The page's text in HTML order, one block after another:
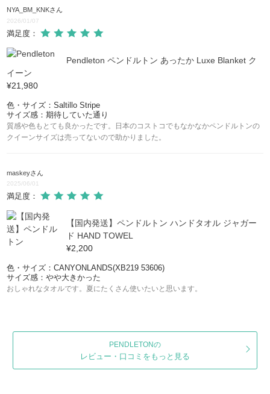
NYA_BM_KNKさん
2026/01/07
満足度：
Pendleton ペンドルトン あったか Luxe Blanket ク
イーン
¥21,980
色・サイズ：Saltillo Stripe
サイズ感：期待していた通り
質感や色もとても良かったです。日本のコストコでもなかなかペンドルトンの
クイーンサイズは売ってないので助かりました。
maskeyさん
2025/06/01
満足度：
【国内発送】ペンドルトン ハンドタオル ジャガー
ド HAND TOWEL
¥2,200
色・サイズ：CANYONLANDS(XB219 53606)
サイズ感：やや大きかった
おしゃれなタオルです。夏にたくさん使いたいと思います。
PENDLETONの
レビュー・口コミをもっと見る